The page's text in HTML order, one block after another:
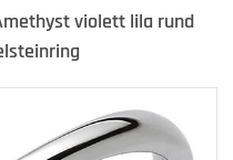
violett lila rund